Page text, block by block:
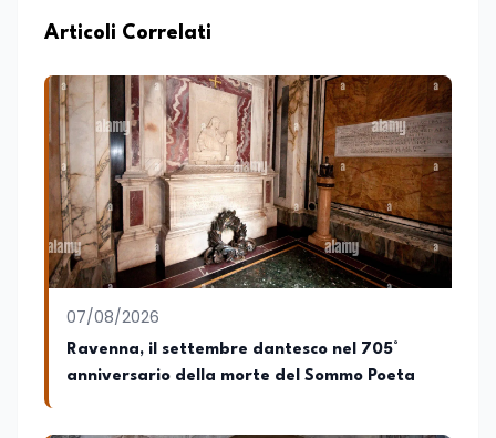
occupo di politica e di economia. Per
relativa ai temi dell’Istruzione. In
particolare, scrivendo delle attività
istituzionali con un focus sia sulle
iniziative e sui programmi dei Ministeri
dell’Istruzione e del Merito, dell’Università
e della Ricerca e della Cultura che su
quelle delle commissioni parlamentari
della Camera dei deputati e del Senato
della Repubblica. Inoltre, sono
amministratore unico di Italialab srl con
cui curo uffici stampa pubblici e privati e
sviluppo programmi di valorizzazione
culturale e di promozione territoriale. In
passato ho collaborato con testate
nazionali e regionali, in particolare
Articoli Correlati
07/08/2026
Ravenna, il settembre dantesco nel 705°
anniversario della morte del Sommo Poeta